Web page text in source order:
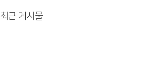
최근 게시물